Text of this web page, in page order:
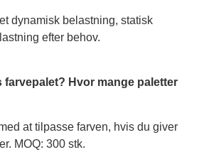
dynamisk belastning, statisk
efter behov.
farvepalet? Hvor mange paletter
at tilpasse farven, hvis du giver
MOQ: 300 stk.